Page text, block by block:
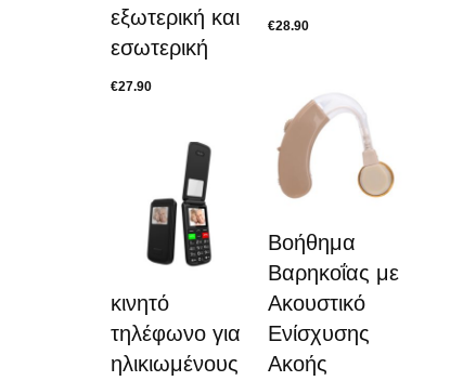
εξωτερική και
εσωτερική
€27.90
κινητό
τηλέφωνο για
ηλικιωμένους
€28.90
Βοήθημα
Βαρηκοΐας με
Ακουστικό
Ενίσχυσης
Ακοής